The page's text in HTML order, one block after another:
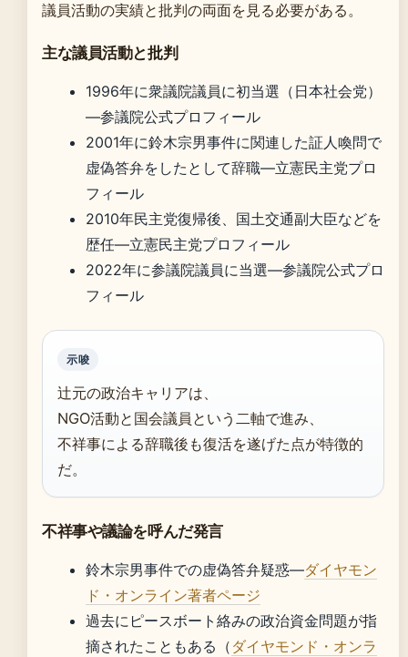
議員活動の実績と批判の両面を見る必要がある。
主な議員活動と批判
1996年に衆議院議員に初当選（日本社会党）
—参議院公式プロフィール
2001年に鈴木宗男事件に関連した証人喚問で
虚偽答弁をしたとして辞職—立憲民主党プロ
フィール
2010年民主党復帰後、国土交通副大臣などを
歴任—立憲民主党プロフィール
2022年に参議院議員に当選—参議院公式プロ
フィール
示唆
辻元の政治キャリアは、
NGO活動と国会議員という二軸で進み、
不祥事による辞職後も復活を遂げた点が特徴的
だ。
不祥事や議論を呼んだ発言
鈴木宗男事件での虚偽答弁疑惑—ダイヤモン
ド・オンライン著者ページ
過去にピースボート絡みの政治資金問題が指
摘されたこともある（ ダイヤモンド・オンラ